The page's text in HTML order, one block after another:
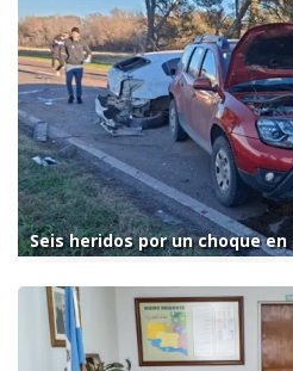
Seis heridos por un choque